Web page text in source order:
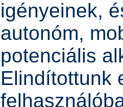
igényeinek,
autonóm,
potenciális
Elindítottunk